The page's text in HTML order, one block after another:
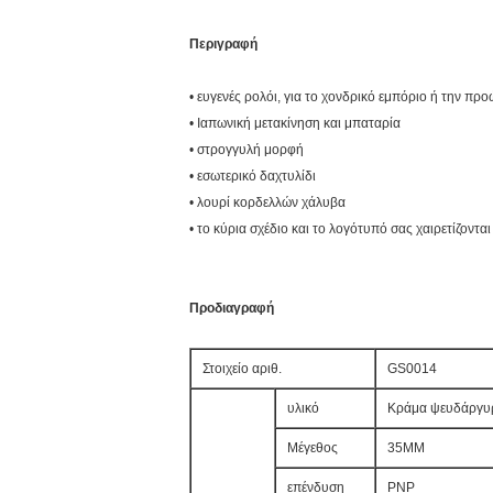
Περιγραφή
• ευγενές ρολόι, για το χονδρικό εμπόριο ή την
• Ιαπωνική μετακίνηση και μπαταρία
• στρογγυλή μορφή
• εσωτερικό δαχτυλίδι
• λουρί κορδελλών χάλυβα
• το κύρια σχέδιο και το λογότυπό σας χαιρετίζονται
Προδιαγραφή
Στοιχείο αριθ. GS0014
υλικό Κράμα
Μέγεθος 35MM
επένδυση PNP